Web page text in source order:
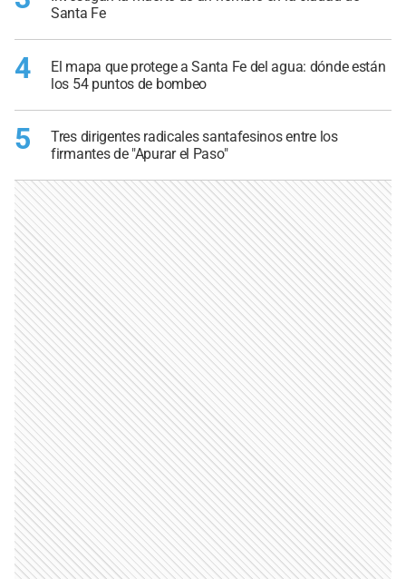
Santa Fe
4
El mapa que protege a Santa Fe del agua: dónde están
los 54 puntos de bombeo
5
Tres dirigentes radicales santafesinos entre los
firmantes de "Apurar el Paso"